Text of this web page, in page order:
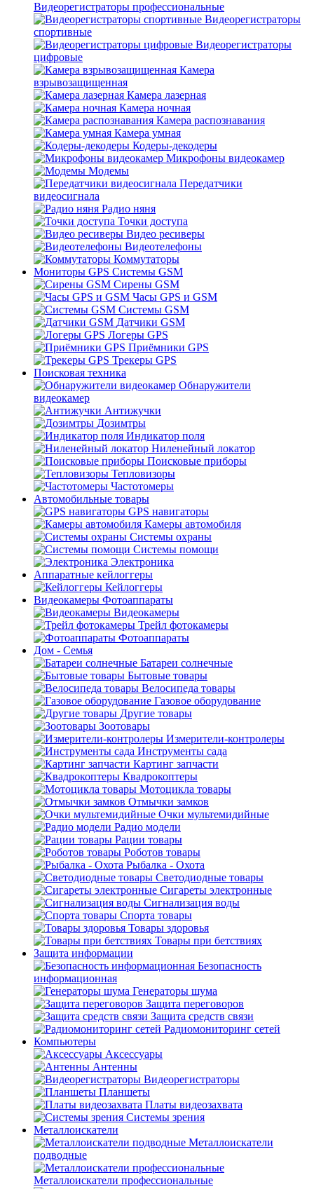
Видеорегистраторы профессиональные
Видеорегистраторы
спортивные
Видеорегистраторы
цифровые
Камера
взрывозащищенная
Камера лазерная
Камера ночная
Камера распознавания
Камера умная
Кодеры-декодеры
Микрофоны видеокамер
Модемы
Передатчики
видеосигнала
Радио няня
Точки доступа
Видео ресиверы
Видеотелефоны
Коммутаторы
Мониторы GPS Системы GSM
Сирены GSM
Часы GPS и GSM
Системы GSM
Датчики GSM
Логеры GPS
Приёмники GPS
Трекеры GPS
Поисковая техника
Обнаружители
видеокамер
Антижучки
Дозимтры
Индикатор поля
Ниленейный локатор
Поисковые приборы
Тепловизоры
Частотомеры
Автомобильные товары
GPS навигаторы
Камеры автомобиля
Системы охраны
Системы помощи
Электроника
Аппаратные кейлоггеры
Кейлоггеры
Видеокамеры Фотоаппараты
Видеокамеры
Трейл фотокамеры
Фотоаппараты
Дом - Семья
Батареи солнечные
Бытовые товары
Велосипеда товары
Газовое оборудование
Другие товары
Зоотовары
Измерители-контролеры
Инструменты сада
Картинг запчасти
Квадрокоптеры
Мотоцикла товары
Отмычки замков
Очки мультемидийные
Радио модели
Рации товары
Роботов товары
Рыбалка - Охота
Светодиодные товары
Сигареты электронные
Сигнализация воды
Спорта товары
Товары здоровья
Товары при бетствиях
Защита информации
Безопасность
информационная
Генераторы шума
Защита переговоров
Защита средств связи
Радиомониторинг сетей
Компьютеры
Аксессуары
Антенны
Видеорегистраторы
Планшеты
Платы видеозахвата
Системы зрения
Металлоискатели
Металлоискатели
подводные
Металлоискатели профессиональные